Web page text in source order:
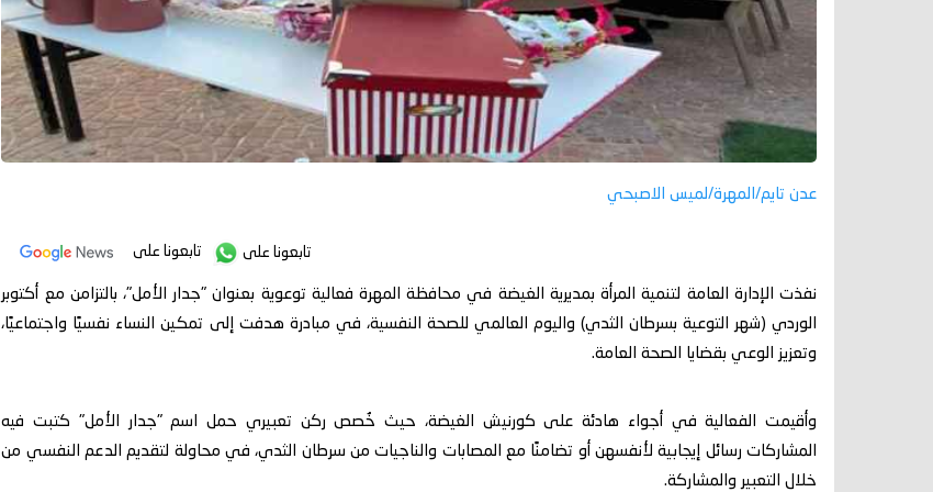
عدن تايم/المهرة/لميس الاصبحي
تابعونا على تابعونا على
نفذت الإدارة العامة لتنمية المرأة بمديرية الغيضة في محافظة المهرة فعالية توعوية بعنوان "جدار الأمل"، بالتزامن مع أكتوبر
الوردي (شهر التوعية بسرطان الثدي) واليوم العالمي للصحة النفسية، في مبادرة هدفت إلى تمكين النساء نفسيًا واجتماعيًا،
وتعزيز الوعي بقضايا الصحة العامة.
وأقيمت الفعالية في أجواء هادئة على كورنيش الغيضة، حيث خُصص ركن تعبيري حمل اسم "جدار الأمل" كتبت فيه
المشاركات رسائل إيجابية لأنفسهن أو تضامنًا مع المصابات والناجيات من سرطان الثدي، في محاولة لتقديم الدعم النفسي من
خلال التعبير والمشاركة.